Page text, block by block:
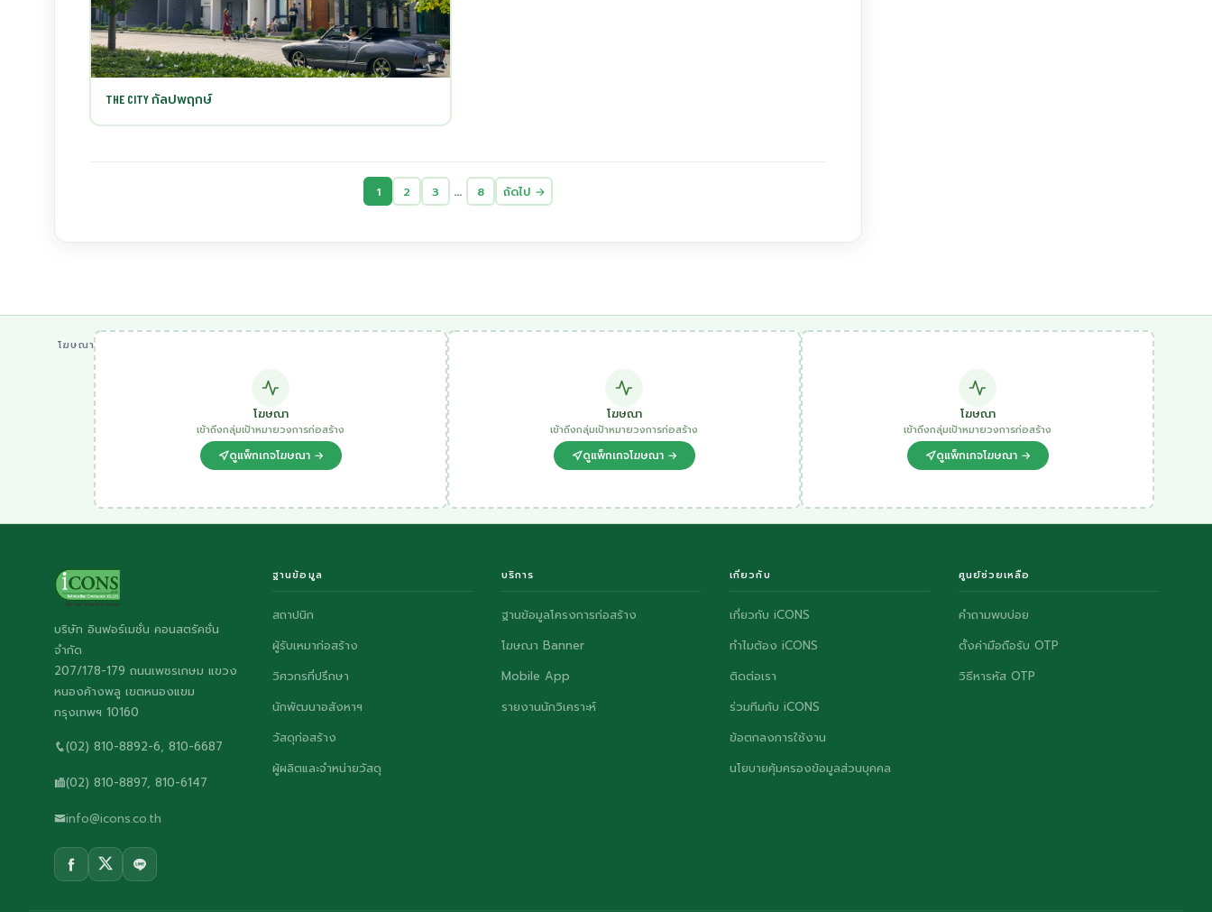
THE CITY กัลปพฤกษ์
1 2 3 … 8 ถัดไป →
โฆษณา
โฆษณา
เข้าถึงกลุ่มเป้าหมายวงการก่อสร้าง
ดูแพ็กเกจโฆษณา →
โฆษณา
เข้าถึงกลุ่มเป้าหมายวงการก่อสร้าง
ดูแพ็กเกจโฆษณา →
โฆษณา
เข้าถึงกลุ่มเป้าหมายวงการก่อสร้าง
ดูแพ็กเกจโฆษณา →
บริษัท อินฟอร์เมชั่น คอนสตรัคชั่น
จำกัด
207/178-179 ถนนเพชรเกษม แขวง
หนองค้างพลู เขตหนองแขม
กรุงเทพฯ 10160
(02) 810-8892-6, 810-6687
(02) 810-8897, 810-6147
info@icons.co.th
ฐานข้อมูล
สถาปนิก
ผู้รับเหมาก่อสร้าง
วิศวกรที่ปรึกษา
นักพัฒนาอสังหาฯ
วัสดุก่อสร้าง
ผู้ผลิตและจำหน่ายวัสดุ
บริการ
ฐานข้อมูลโครงการก่อสร้าง
โฆษณา Banner
Mobile App
รายงานนักวิเคราะห์
เกี่ยวกับ
เกี่ยวกับ iCONS
ทำไมต้อง iCONS
ติดต่อเรา
ร่วมทีมกับ iCONS
ข้อตกลงการใช้งาน
นโยบายคุ้มครองข้อมูลส่วนบุคคล
ศูนย์ช่วยเหลือ
คำถามพบบ่อย
ตั้งค่ามือถือรับ OTP
วิธีหารหัส OTP